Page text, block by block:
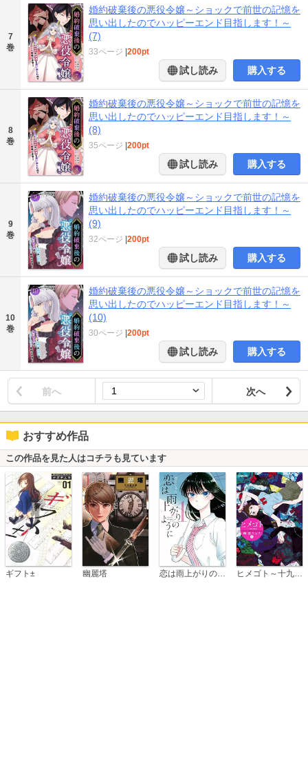
7
巻
婚約破棄後の悪役令嬢～ショックで前世の記憶を
思い出したのでハッピーエンド目指します！～
(7)
33ページ |200pt
試し読み 購入する
8
巻
婚約破棄後の悪役令嬢～ショックで前世の記憶を
思い出したのでハッピーエンド目指します！～
(8)
35ページ |200pt
試し読み 購入する
9
巻
婚約破棄後の悪役令嬢～ショックで前世の記憶を
思い出したのでハッピーエンド目指します！～
(9)
32ページ |200pt
試し読み 購入する
10
巻
婚約破棄後の悪役令嬢～ショックで前世の記憶を
思い出したのでハッピーエンド目指します！～
(10)
30ページ |200pt
試し読み 購入する
前へ 次へ
おすすめ作品
この作品を見た人はコチラも見ています
ギフト± 幽麗塔 ヒメゴト～十九歳の制服～